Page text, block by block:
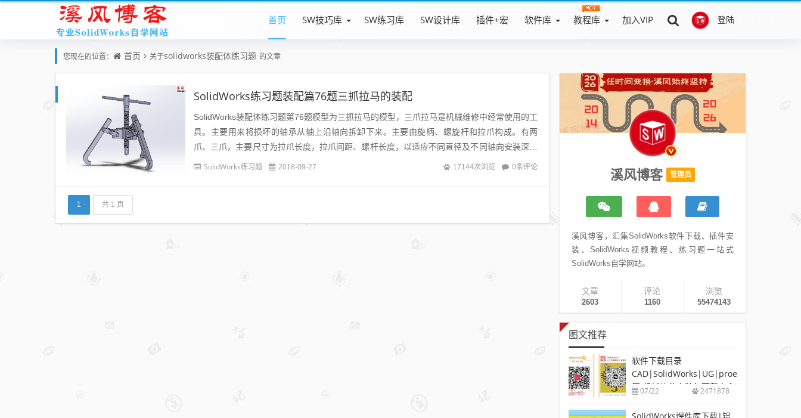
登陆
首页 SW技巧库 SW练习库 SW设计库 插件+宏 软件库 教程库 加入VIP
您现在的位置： 首页 关于solidworks装配体练习题 的文章
SolidWorks练习题装配篇76题三抓拉马的装配
SolidWorks装配体练习题第76题模型为三抓拉马的模型，三爪拉马是机械维修中经常使用的工
具。主要用来将损坏的轴承从轴上沿轴向拆卸下来。主要由旋柄、螺旋杆和拉爪构成。有两
爪、三爪，主要尺寸为拉爪长度，拉爪间距、螺杆长度，以适应不同直径及不同轴向安装深度
的轴承。使用时，将螺杆顶尖定位于轴端顶尖孔调...
SolidWorks练习题 2018-09-27 17144次浏览 0条评论
1 共 1 页
溪风博客 管理员
溪风博客，汇集SolidWorks软件下载、插件安
装、SolidWorks视频教程、练习题一站式
SolidWorks自学网站。
文章
2603
评论
1160
浏览
55474143
图文推荐
软件下载目录
CAD|SolidWorks|UG|proe
等-机械软件安装包下载大全
07/22 2471878